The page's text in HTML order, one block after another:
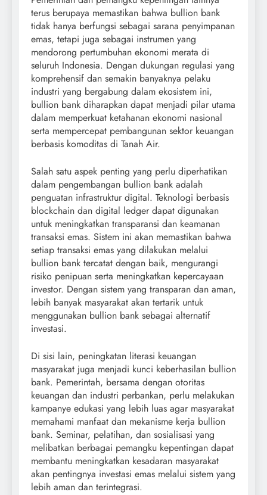
terus berupaya memastikan bahwa bullion bank
tidak hanya berfungsi sebagai sarana penyimpanan
emas, tetapi juga sebagai instrumen yang
mendorong pertumbuhan ekonomi merata di
seluruh Indonesia. Dengan dukungan regulasi yang
komprehensif dan semakin banyaknya pelaku
industri yang bergabung dalam ekosistem ini,
bullion bank diharapkan dapat menjadi pilar utama
dalam memperkuat ketahanan ekonomi nasional
serta mempercepat pembangunan sektor keuangan
berbasis komoditas di Tanah Air.
Salah satu aspek penting yang perlu diperhatikan
dalam pengembangan bullion bank adalah
penguatan infrastruktur digital. Teknologi berbasis
blockchain dan digital ledger dapat digunakan
untuk meningkatkan transparansi dan keamanan
transaksi emas. Sistem ini akan memastikan bahwa
setiap transaksi emas yang dilakukan melalui
bullion bank tercatat dengan baik, mengurangi
risiko penipuan serta meningkatkan kepercayaan
investor. Dengan sistem yang transparan dan aman,
lebih banyak masyarakat akan tertarik untuk
menggunakan bullion bank sebagai alternatif
investasi.
Di sisi lain, peningkatan literasi keuangan
masyarakat juga menjadi kunci keberhasilan bullion
bank. Pemerintah, bersama dengan otoritas
keuangan dan industri perbankan, perlu melakukan
kampanye edukasi yang lebih luas agar masyarakat
memahami manfaat dan mekanisme kerja bullion
bank. Seminar, pelatihan, dan sosialisasi yang
melibatkan berbagai pemangku kepentingan dapat
membantu meningkatkan kesadaran masyarakat
akan pentingnya investasi emas melalui sistem yang
lebih aman dan terintegrasi.